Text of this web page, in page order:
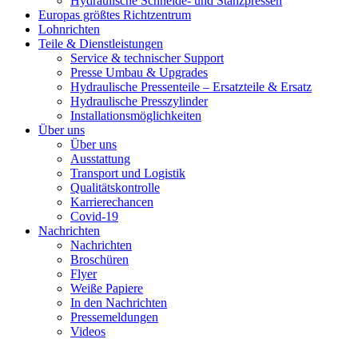
Europas größtes Richtzentrum
Lohnrichten
Teile & Dienstleistungen
Service & technischer Support
Presse Umbau & Upgrades
Hydraulische Pressenteile – Ersatzteile & Ersatz
Hydraulische Presszylinder
Installationsmöglichkeiten
Über uns
Über uns
Ausstattung
Transport und Logistik
Qualitätskontrolle
Karrierechancen
Covid-19
Nachrichten
Nachrichten
Broschüren
Flyer
Weiße Papiere
In den Nachrichten
Pressemeldungen
Videos